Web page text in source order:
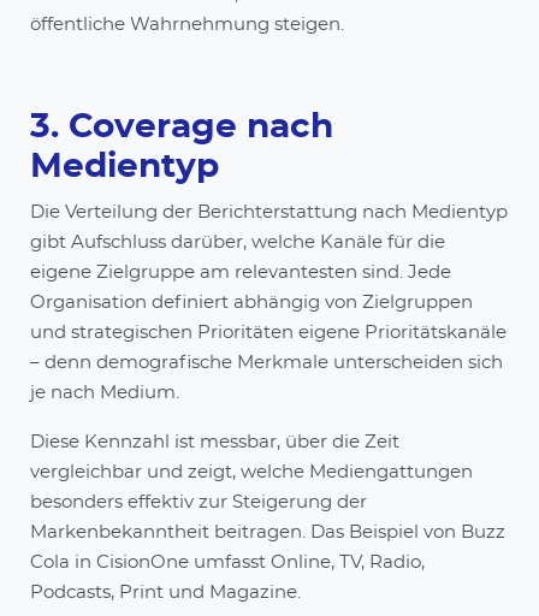
öffentliche Wahrnehmung steigen.
3. Coverage nach
Medientyp
Die Verteilung der Berichterstattung nach Medientyp
gibt Aufschluss darüber, welche Kanäle für die
eigene Zielgruppe am relevantesten sind. Jede
Organisation definiert abhängig von Zielgruppen
und strategischen Prioritäten eigene Prioritätskanäle
– denn demografische Merkmale unterscheiden sich
je nach Medium.
Diese Kennzahl ist messbar, über die Zeit
vergleichbar und zeigt, welche Mediengattungen
besonders effektiv zur Steigerung der
Markenbekanntheit beitragen. Das Beispiel von Buzz
Cola in CisionOne umfasst Online, TV, Radio,
Podcasts, Print und Magazine.